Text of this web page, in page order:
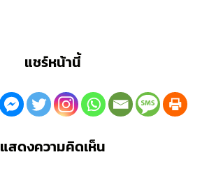
แชร์หน้านี้
แสดงความคิดเห็น